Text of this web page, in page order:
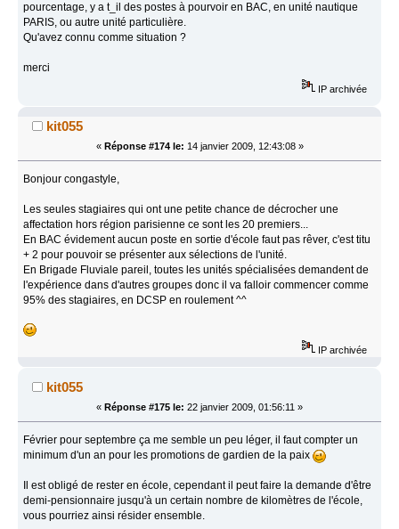
pourcentage, y a t_il des postes à pourvoir en BAC, en unité nautique
PARIS, ou autre unité particulière.
Qu'avez connu comme situation ?
merci
IP archivée
kit055
« Réponse #174 le: 14 janvier 2009, 12:43:08 »
Bonjour congastyle,
Les seules stagiaires qui ont une petite chance de décrocher une
affectation hors région parisienne ce sont les 20 premiers...
En BAC évidement aucun poste en sortie d'école faut pas rêver, c'est titu
+ 2 pour pouvoir se présenter aux sélections de l'unité.
En Brigade Fluviale pareil, toutes les unités spécialisées demandent de
l'expérience dans d'autres groupes donc il va falloir commencer comme
95% des stagiaires, en DCSP en roulement ^^
IP archivée
kit055
« Réponse #175 le: 22 janvier 2009, 01:56:11 »
Février pour septembre ça me semble un peu léger, il faut compter un
minimum d'un an pour les promotions de gardien de la paix
Il est obligé de rester en école, cependant il peut faire la demande d'être
demi-pensionnaire jusqu'à un certain nombre de kilomètres de l'école,
vous pourriez ainsi résider ensemble.